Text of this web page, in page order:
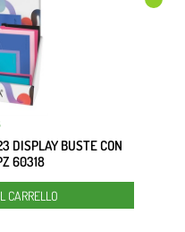
DISPLAY BUSTE CON
60318
CARRELLO